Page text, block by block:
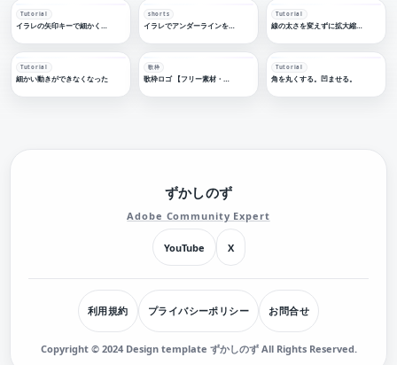
Tutorial
イラレの矢印キーで細かく移動する
shorts
イラレでアンダーラインを引く
Tutorial
線の太さを変えずに拡大縮小する
Tutorial
細かい動きができなくなった
歌枠
歌枠ロゴ 【フリー素材・サムネ素材】
Tutorial
角を丸くする。凹ませる。
ずかしのず
Adobe Community Expert
YouTube X
利用規約 プライバシーポリシー お問合せ
Copyright © 2024 Design template ずかしのず All Rights Reserved.